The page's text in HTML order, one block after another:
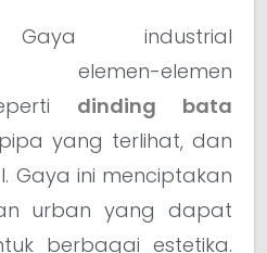
industrial
elemen-elemen
dinding bata
yang terlihat, dan
Gaya ini menciptakan
urban yang dapat
berbagai estetika.